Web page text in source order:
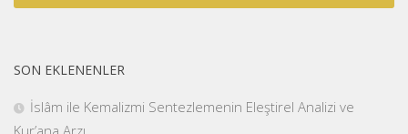
SON EKLENENLER
İslâm ile Kemalizmi Sentezlemenin Eleştirel Analizi ve
Kur’ana Arzı